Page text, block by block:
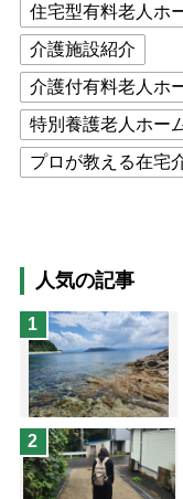
住宅型有料老人ホ
介護施設紹介
介護付有料老人ホ
特別養護老人ホー
プロが教える在宅
猫が母になつきま
息子の遠距離介護
兄がボケました
予防法
人気の記事
1
2